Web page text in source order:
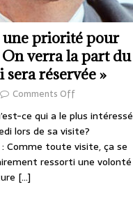
une priorité pour
On verra la part du
réservée »
Comments Off
ce qui a le plus intéressé
lors de sa visite?
: Comme toute visite, ça se
ressorti une volonté
[…]